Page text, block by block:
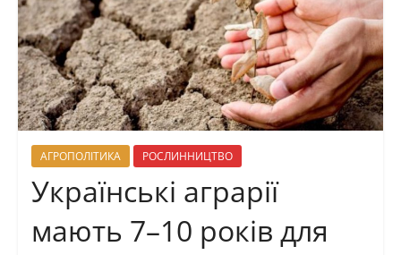
АГРОПОЛІТИКА РОСЛИННИЦТВО
Українські аграрії
мають 7–10 років для